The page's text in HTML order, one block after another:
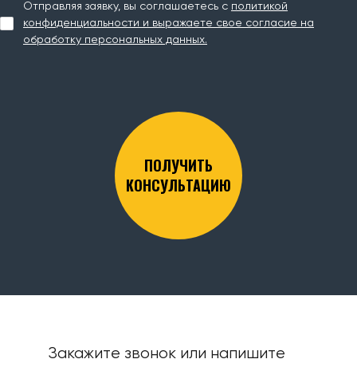
Отправляя заявку, вы соглашаетесь с политикой
конфиденциальности и выражаете свое согласие на
обработку персональных данных.
ПОЛУЧИТЬ
КОНСУЛЬТАЦИЮ
Закажите звонок или напишите